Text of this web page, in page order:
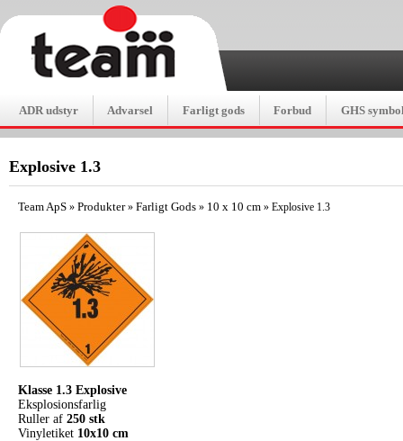
ADR udstyr Advarsel Farligt gods Forbud GHS
Explosive 1.3
Team ApS » Produkter» Farligt Gods » 10 x 10 cm » Explosive 1.3
Klasse 1.3 Explosive
Eksplosionsfarlig
Ruller af 250 stk
Vinyletiket 10x10 cm